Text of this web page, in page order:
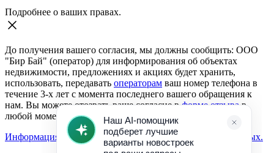
Подробнее о ваших правах.
До получения вашего согласия, мы должны сообщить: ООО
"Бир Бай" (оператор) для информирования об объектах
недвижимости, предложениях и акциях будет хранить,
использовать, передавать операторам ваш номер телефона в
течение 3-х лет с момента последнего вашего обращения к
нам. Вы можете отозвать ваше согласие вформе отзывав
любой момент.
Информация о согласии на обработку персональных данных.